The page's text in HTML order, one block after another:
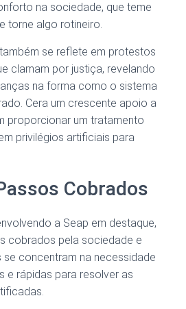
na sociedade, que teme
torne algo rotineiro.
se reflete em protestos
clamam por justiça, revelando
na forma como o sistema
Cera um crescente apoio a
proporcionar um tratamento
privilégios artificiais para
Cobrados
a Seap em destaque,
cobrados pela sociedade e
concentram na necessidade
e rápidas para resolver as